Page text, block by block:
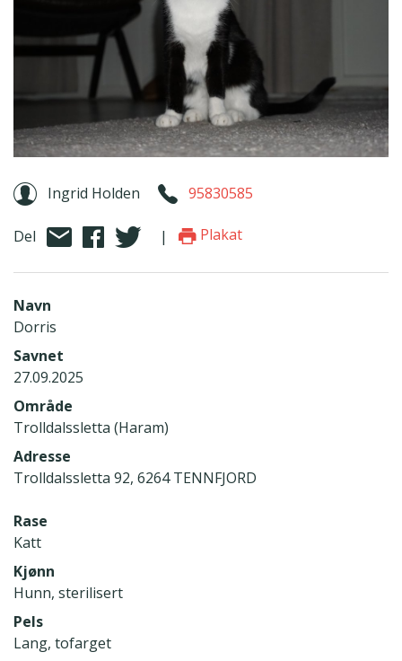
Ingrid Holden 95830585
Del | Plakat
Navn
Dorris
Savnet
27.09.2025
Område
Trolldalssletta (Haram)
Adresse
Trolldalssletta 92, 6264 TENNFJORD
Rase
Katt
Kjønn
Hunn, sterilisert
Pels
Lang, tofarget